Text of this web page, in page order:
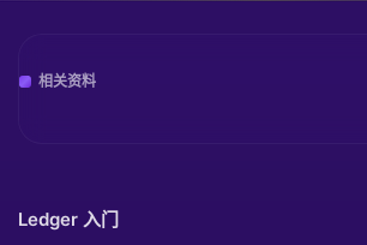
相关资料
Ledger 入门